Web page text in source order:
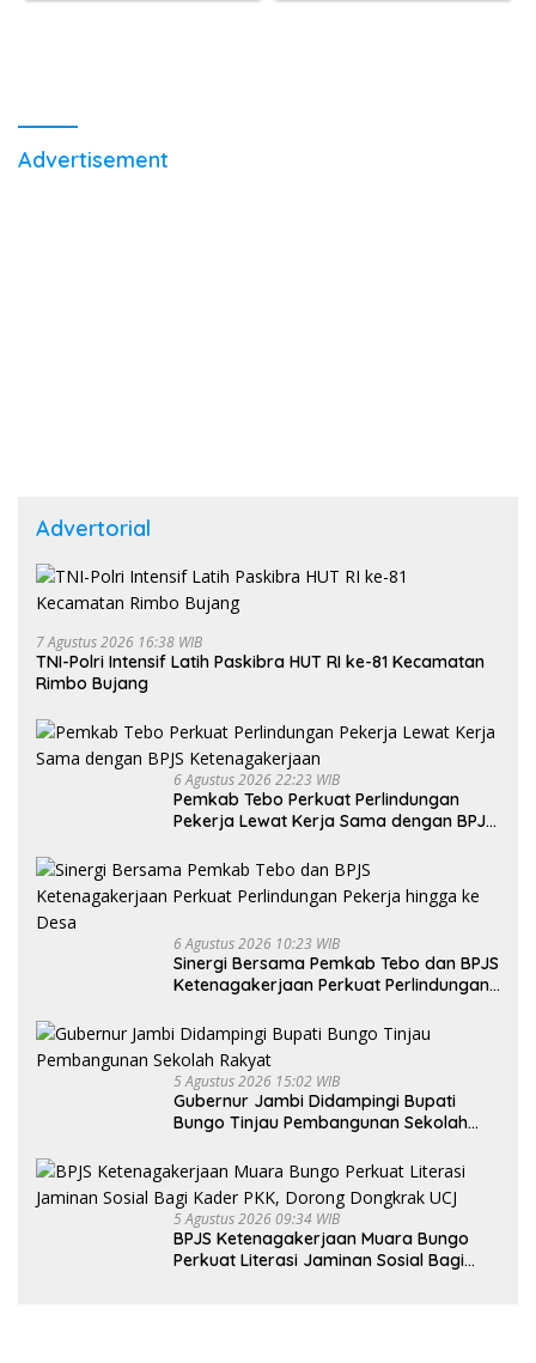
Advertisement
Advertorial
7 Agustus 2026 16:38 WIB
TNI-Polri Intensif Latih Paskibra HUT RI ke-81 Kecamatan
Rimbo Bujang
6 Agustus 2026 22:23 WIB
Pemkab Tebo Perkuat Perlindungan
Pekerja Lewat Kerja Sama dengan BPJS
6 Agustus 2026 10:23 WIB
Sinergi Bersama Pemkab Tebo dan BPJS
Ketenagakerjaan Perkuat Perlindungan
5 Agustus 2026 15:02 WIB
Gubernur Jambi Didampingi Bupati
Bungo Tinjau Pembangunan Sekolah
5 Agustus 2026 09:34 WIB
BPJS Ketenagakerjaan Muara Bungo
Perkuat Literasi Jaminan Sosial Bagi